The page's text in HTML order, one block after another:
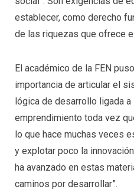
establecer, como derecho
de las riquezas que ofrece
El académico de la FEN
importancia de articular el
lógica de desarrollo ligada a
emprendimiento toda vez
lo que hace muchas veces
y explotar poco la
ha avanzado en estas
caminos por desarrollar”.